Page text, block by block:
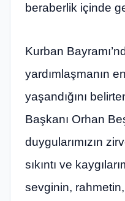
beraberlik içinde
Kurban
yardımlaşmanın
yaşandığını
Başkanı Orhan
duygularımızın
sıkıntı ve
sevginin,